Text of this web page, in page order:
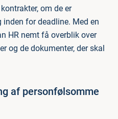
om de er
for deadline. Med en
HR nemt få overblik over
og de dokumenter, der skal
af personfølsomme